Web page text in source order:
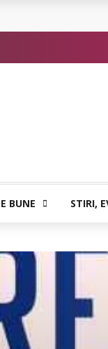
poate vindeca
BUNE STIRI,